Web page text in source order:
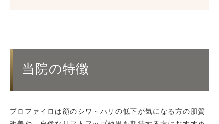
当院の特徴
プロファイロは顔のシワ・ハリの低下が気になる方の肌質